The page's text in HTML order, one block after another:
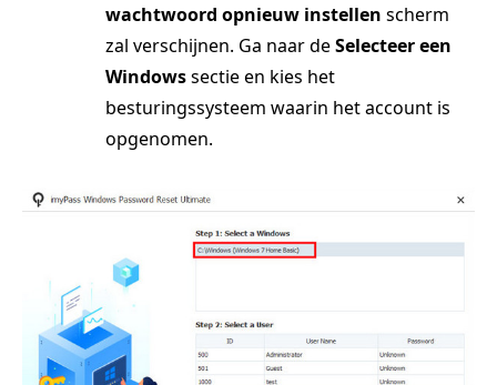
wachtwoord opnieuw instellen scherm
zal verschijnen. Ga naar deSelecteer een
Windowssectie en kies het
besturingssysteem waarin het account is
opgenomen.